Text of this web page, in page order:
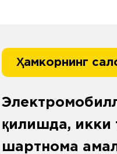
Ҳамкорнинг
қилишда, икки
шартнома